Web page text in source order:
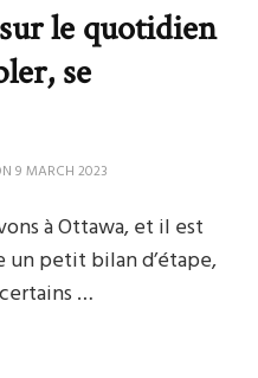
le quotidien
se
9 MARCH 2023
à Ottawa, et il est
un petit bilan d’étape,
…